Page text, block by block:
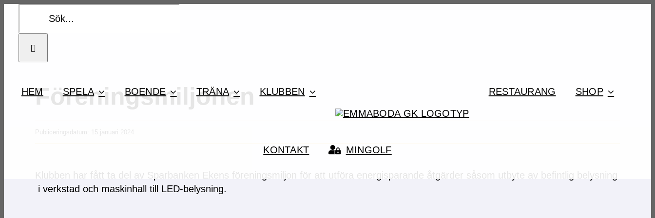
innehållet
HEM SPELA BOENDE TRÄNA KLUBBEN RESTAURANG SHOP
KONTAKT MINGOLF
Föreningsmiljonen
Publiceringsdatum: 15 januari 2024
Klubben har fått ta del av Sparbanken Ekens föreningsmiljon för att utföra energisparande åtgärder såsom utbyte av befintlig belysning
i verkstad och maskinhall till LED-belysning.